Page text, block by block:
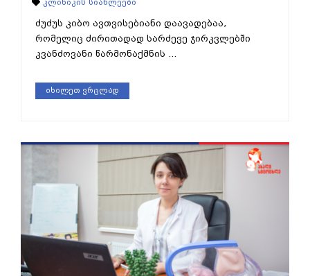
ძუძუს კიბო ავთვისებიანი დაავადებაა,
რომელიც ძირითადად სარძევე ჯირკვლებში
კვანძოვანი წარმონაქმნის ...
იხილეთ ვრცლად